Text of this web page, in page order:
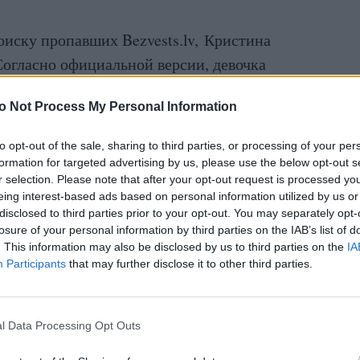
Not Process My Personal Information
opt-out of the sale, sharing to third parties, or processing of your
for targeted advertising by us, please use the below opt-out
selection. Please note that after your opt-out request is processed
interest-based ads based on personal information utilized by us
to third parties prior to your opt-out. You may separately
of your personal information by third parties on the IAB’s list of
This information may also be disclosed by us to third parties on the
Participants that may further disclose it to other third parties.
Data Processing Opt Outs
пропавших Bezvests.lv, Кристина
официальной версии, девочка
найдено.
волонтёрам обратилась мать Кристины.
всю сложность дела и то, сколько
ребёнка. Тем не менее после
реки и обстоятельств трагедии
следы всё ещё существует.
Это попытка спустя долгие годы поставить
боль и неизвестность, с которыми семья
сообщении организации.